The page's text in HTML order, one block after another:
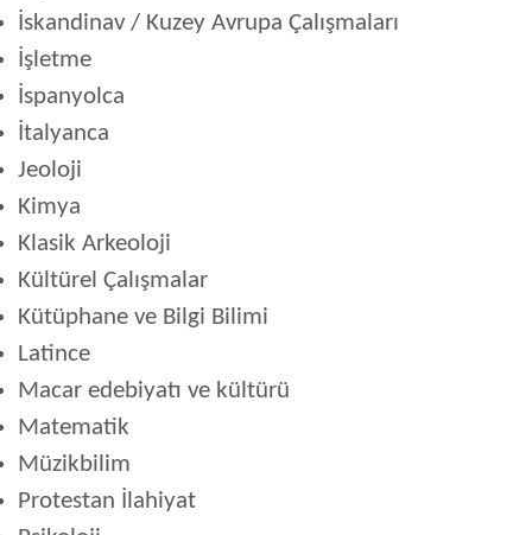
İskandinav / Kuzey Avrupa Çalışmaları
İşletme
İspanyolca
İtalyanca
Jeoloji
Kimya
Klasik Arkeoloji
Kültürel Çalışmalar
Kütüphane ve Bilgi Bilimi
Latince
Macar edebiyatı ve kültürü
Matematik
Müzikbilim
Protestan İlahiyat